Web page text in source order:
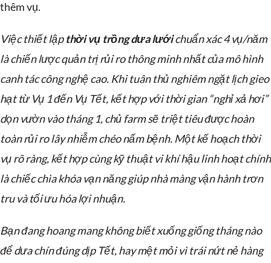
thêm vụ.
Việc thiết lậpthời vụ trồng dưa lướichuẩn xác 4 vụ/năm
là chiến lược quản trị rủi ro thông minh nhất của mô hình
canh tác công nghệ cao. Khi tuân thủ nghiêm ngặt lịch gieo
hạt từ Vụ 1 đến Vụ Tết, kết hợp với thời gian “nghỉ xả hơi”
dọn vườn vào tháng 1, chủ farm sẽ triệt tiêu được hoàn
toàn rủi ro lây nhiễm chéo nấm bệnh. Một kế hoạch thời
vụ rõ ràng, kết hợp cùng kỹ thuật vi khí hậu linh hoạt chính
là chiếc chìa khóa vạn năng giúp nhà màng vận hành trơn
tru và tối ưu hóa lợi nhuận.
Bạn đang hoang mang không biết xuống giống tháng nào
để dưa chín đúng dịp Tết, hay mệt mỏi vì trái nứt nẻ hàng